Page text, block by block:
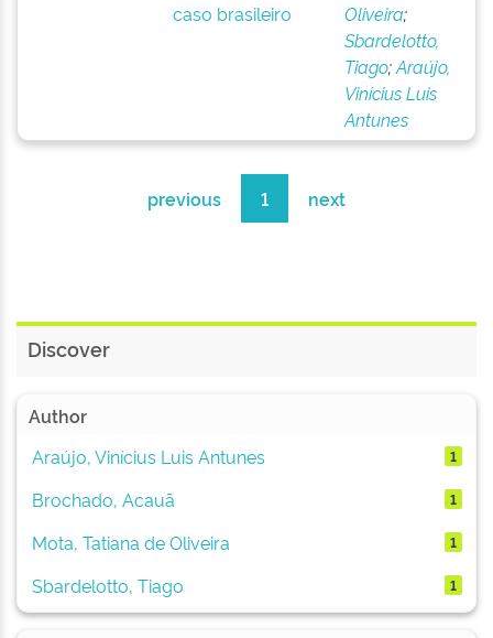
caso brasileiro
Oliveira;
Sbardelotto,
Tiago;Araújo,
Vinícius Luis
Antunes
previous 1 next
Discover
Author
Araújo, Vinícius Luis Antunes
1
Brochado, Acauã 1
Mota, Tatiana de Oliveira 1
Sbardelotto, Tiago 1